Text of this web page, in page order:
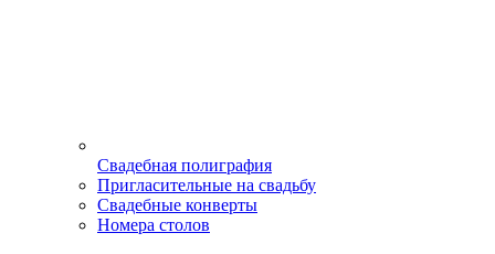
Свадебная полиграфия
Пригласительные на свадьбу
Свадебные конверты
Номера столов